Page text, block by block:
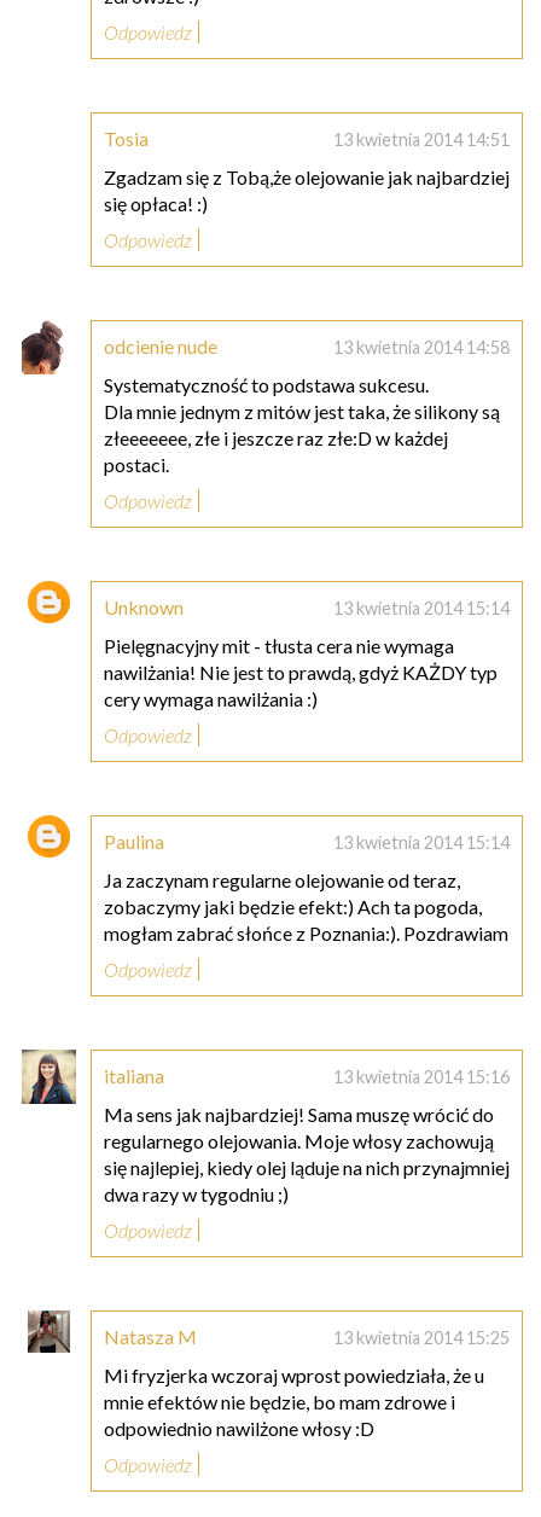
Odpowiedz
Tosia 13 kwietnia 2014 14:51
Zgadzam się z Tobą,że olejowanie jak najbardziej
się opłaca! :)
Odpowiedz
odcienie nude 13 kwietnia 2014 14:58
Systematyczność to podstawa sukcesu.
Dla mnie jednym z mitów jest taka, że silikony są
złeeeeeee, złe i jeszcze raz złe:D w każdej
postaci.
Odpowiedz
Unknown 13 kwietnia 2014 15:14
Pielęgnacyjny mit - tłusta cera nie wymaga
nawilżania! Nie jest to prawdą, gdyż KAŻDY typ
cery wymaga nawilżania :)
Odpowiedz
Paulina 13 kwietnia 2014 15:14
Ja zaczynam regularne olejowanie od teraz,
zobaczymy jaki będzie efekt:) Ach ta pogoda,
mogłam zabrać słońce z Poznania:). Pozdrawiam
Odpowiedz
italiana 13 kwietnia 2014 15:16
Ma sens jak najbardziej! Sama muszę wrócić do
regularnego olejowania. Moje włosy zachowują
się najlepiej, kiedy olej ląduje na nich przynajmniej
dwa razy w tygodniu ;)
Odpowiedz
Natasza M 13 kwietnia 2014 15:25
Mi fryzjerka wczoraj wprost powiedziała, że u
mnie efektów nie będzie, bo mam zdrowe i
odpowiednio nawilżone włosy :D
Odpowiedz